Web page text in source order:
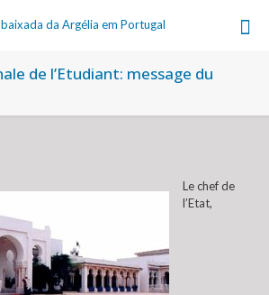
de l’Etudiant: message du
Le chef de
l’Etat,